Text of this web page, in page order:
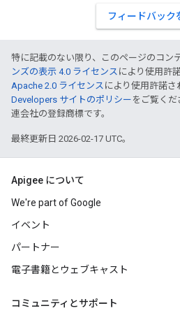
フィードバック
特に記載のない限り、このページのコン
ンズの表示 4.0 ライセンス により使用許
Apache 2.0 ライセンス により使用許諾さ
Developers サイトのポリシー をご覧くだ
連会社の登録商標です。
最終更新日 2026-02-17 UTC。
Apigee について
We're part of Google
イベント
パートナー
電子書籍とウェブキャスト
コミュニティとサポート